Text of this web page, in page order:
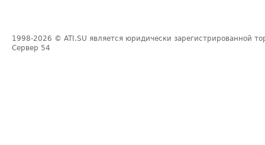
1998-2026 © ATI.SU является юридически зарегистрированной
Сервер 54